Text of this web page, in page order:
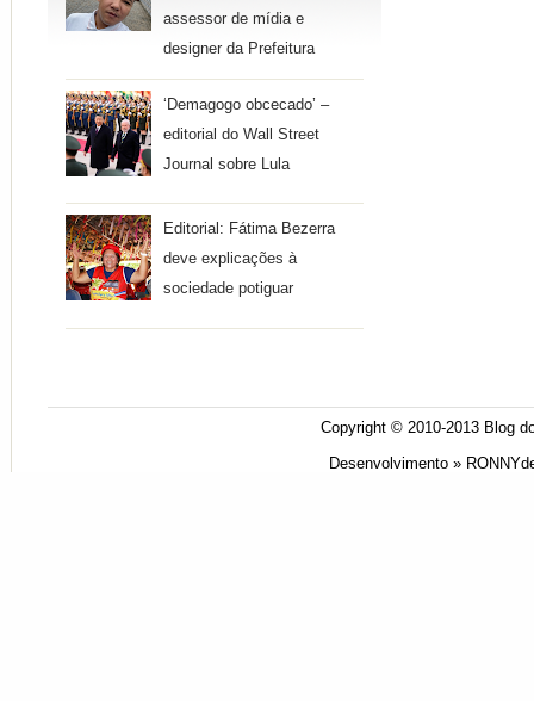
assessor de mídia e
designer da Prefeitura
‘Demagogo obcecado’ –
editorial do Wall Street
Journal sobre Lula
Editorial: Fátima Bezerra
deve explicações à
sociedade potiguar
Copyright © 2010-2013 Blog
Desenvolvimento »